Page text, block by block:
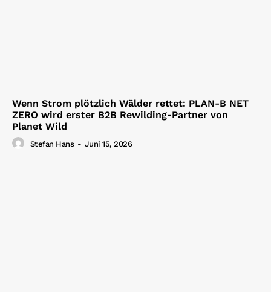
Wenn Strom plötzlich Wälder rettet: PLAN-B NET
ZERO wird erster B2B Rewilding-Partner von
Planet Wild
Stefan Hans - Juni 15, 2026